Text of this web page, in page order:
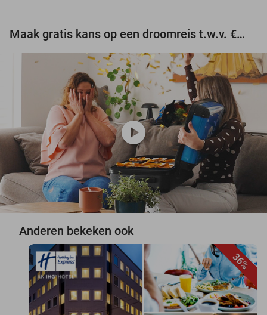
Maak gratis kans op een droomreis t.w.v. €3.000!
play_circle
Anderen bekeken ook
36%